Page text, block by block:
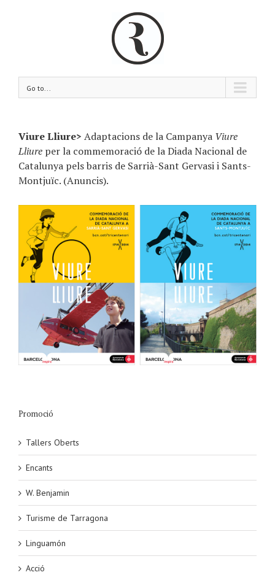
Go to...
Viure Lliure> Adaptacions de la Campanya Viure
Lliure per la commemoració de la Diada Nacional de
Catalunya pels barris de Sarrià-Sant Gervasi i Sants-
Montjuïc. (Anuncis).
Promoció
Tallers Oberts
Encants
W. Benjamin
Turisme de Tarragona
Linguamón
Acció